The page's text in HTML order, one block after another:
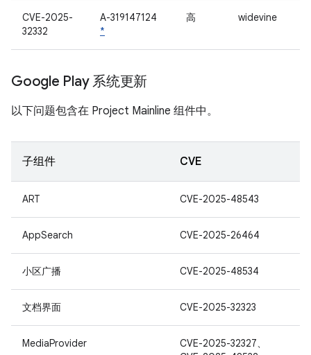
CVE-2025-
32332
A-319147124
*
高 widevine
Google Play 系统更新
以下问题包含在 Project Mainline 组件中。
子组件 CVE
ART CVE-2025-48543
AppSearch CVE-2025-26464
小区广播 CVE-2025-48534
文档界面 CVE-2025-32323
MediaProvider
CVE-2025-32327、